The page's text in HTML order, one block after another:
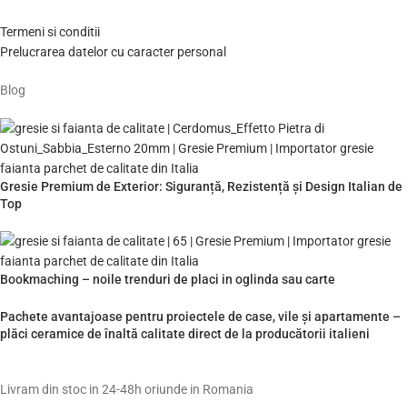
Termeni si conditii
Prelucrarea datelor cu caracter personal
Blog
Gresie Premium de Exterior: Siguranță, Rezistență și Design Italian de
Top
Bookmaching – noile trenduri de placi in oglinda sau carte
Pachete avantajoase pentru proiectele de case, vile și apartamente –
plăci ceramice de înaltă calitate direct de la producătorii italieni
Livram din stoc in 24-48h oriunde in Romania